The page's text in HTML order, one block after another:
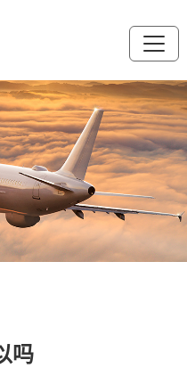
吗